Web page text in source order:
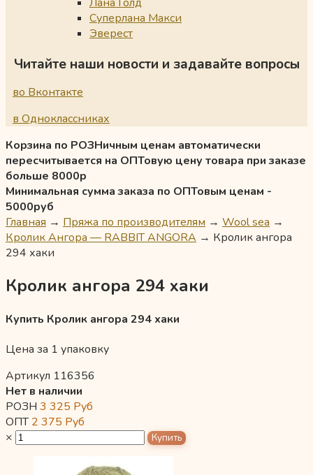
Суперлана Макси
Эверест
Читайте наши новости и задавайте вопросы
во Вконтакте
в Одноклассниках
Корзина по РОЗНичным ценам автоматически
пересчитывается на ОПТовую цену товара при заказе
больше 8000р
Минимальная сумма заказа по ОПТовым ценам -
5000руб
Главная → Пряжа по производителям → Wool sea →
Кролик Ангора — RABBIT ANGORA → Кролик ангора
294 хаки
Кролик ангора 294 хаки
Купить Кролик ангора 294 хаки
Цена за 1 упаковку
Артикул 116356
Нет в наличии
РОЗН 3 325 Руб
ОПТ2 375 Руб
×